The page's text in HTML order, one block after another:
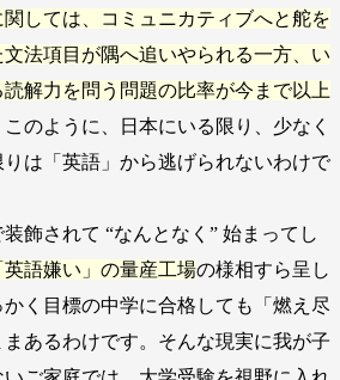
しては、コミュニカティブへと舵を
法項目が隅へ追いやられる一方、い
解力を問う問題の比率が今まで以上
のように、日本にいる限り、少なく
は「英語」から逃げられないわけで
飾されて “なんとなく” 始まってし
語嫌い」の量産工場の様相すら呈し
く目標の中学に合格しても「燃え尽
あるわけです。そんな現実に我が子